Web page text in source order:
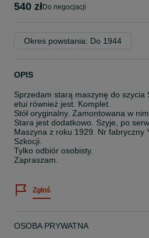
540 zł do negocjacji
Okres powstania: Do 1944
OPIS
Sprzedam starą maszynę do
etui również jest. Komplet.
Stół oryginalny. Zamontowana w
Stara jest dodatkowo. Szyje, po
Maszyna z roku 1929. Nr fabryczny
Szkocji.
Tylko odbiór osobisty.
Zapraszam.
Zgłoś
OSOBA PRYWATNA